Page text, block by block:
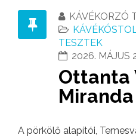
KÁVÉKORZÓ
TESZTEK
2026. MÁJUS
Ottanta
A pörkölő alapítói,